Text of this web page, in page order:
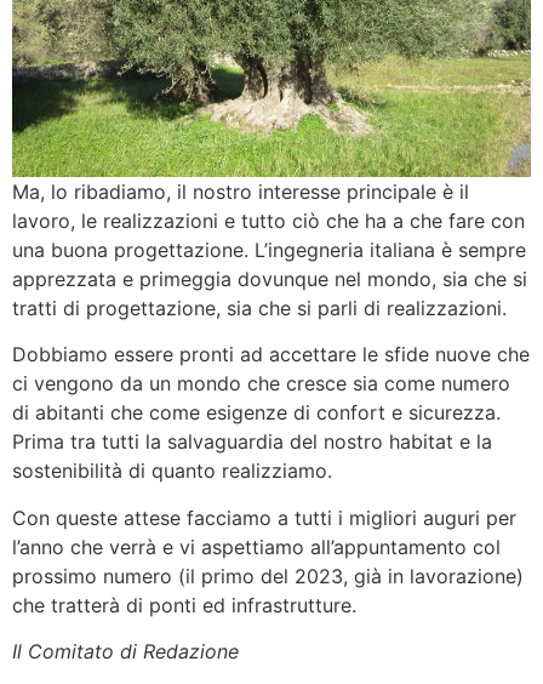
Ma, lo ribadiamo, il nostro interesse principale è il
lavoro, le realizzazioni e tutto ciò che ha a che fare con
una buona progettazione. L’ingegneria italiana è sempre
apprezzata e primeggia dovunque nel mondo, sia che si
tratti di progettazione, sia che si parli di realizzazioni.
Dobbiamo essere pronti ad accettare le sfide nuove che
ci vengono da un mondo che cresce sia come numero
di abitanti che come esigenze di confort e sicurezza.
Prima tra tutti la salvaguardia del nostro habitat e la
sostenibilità di quanto realizziamo.
Con queste attese facciamo a tutti i migliori auguri per
l’anno che verrà e vi aspettiamo all’appuntamento col
prossimo numero (il primo del 2023, già in lavorazione)
che tratterà di ponti ed infrastrutture.
Il Comitato di Redazione